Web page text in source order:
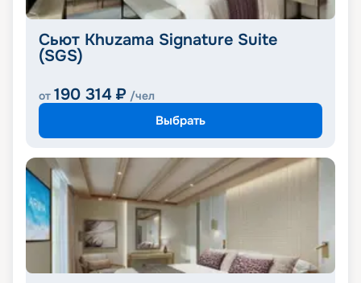
Сьют Khuzama Signature Suite
(SGS)
от 190 314 ₽ /чел
Выбрать